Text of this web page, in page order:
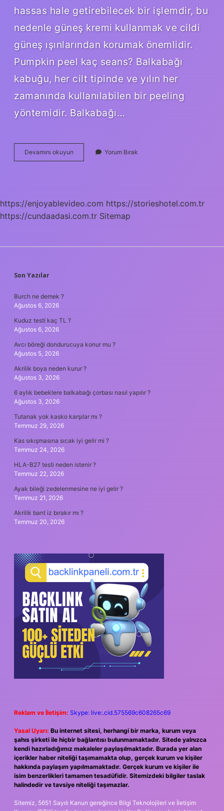
hassas hale getirebilecek bir işlemdir, bu
nedenle güneş kremi kullanmak ve cildi
güneş ışınlarından korumak önemlidir.
Pumpkin peel kaç seans? Balkabağı
kabuğu, her cilt tipinde ve yılın her
zamanında kullanılabilen bir peeling
yöntemidir. Balkabağı…
Devamını okuyun Pumpkin
Nasıl
Yorum Bırak
https://enjoyablevideo.com https://storieshotel.com.tr
https://cundaadasi.com.tr Sitemap
SIDEBAR
Son Yazılar
Burch ne demek ?
Ağustos 6, 2026
Kuduz testi kaç TL ?
Ağustos 6, 2026
Avcı böreği dondurucuya konur mu ?
Ağustos 5, 2026
Akrilik boya neden kurur ?
Ağustos 3, 2026
6 aylık bebeklere balkabağı çorbası nasıl yapılır ?
Ağustos 3, 2026
Tutanak yok kasko karşılar mı ?
Temmuz 29, 2026
Kas sıkışmasına sıcak iyi gelir mi ?
Temmuz 24, 2026
HLA-B27 testi neden istenir ?
Temmuz 22, 2026
Ayak bileği zedelenmesine ne iyi gelir ?
Temmuz 21, 2026
Akrilik bant iz bırakır mı ?
Temmuz 20, 2026
Reklam ve İletişim: Skype: live:.cid.575569c608265c69
Yasal Uyarı: Bu internet sitesi, herhangi bir marka, kurum veya
şahıs şirketi ile hiçbir bağlantısı bulunmamaktadır. Sitede yalnızca
kendi hazırladığımız makaleler paylaşılmaktadır. Burada yer alan
içerikler haber niteliği taşımamakta olup, gerçek kurum ve kişiler
hakkında paylaşım yapılmamaktadır. Gerçek kurum ve kişiler ile
isim benzerlikleri tamamen tesadüfidir. Sitemizdeki bilgiler taslak
halindedir ve tavsiye niteliği taşımazlar.
Sitemiz, 5651 Sayılı Kanun gereğince Bilgi Teknolojileri ve İletişim